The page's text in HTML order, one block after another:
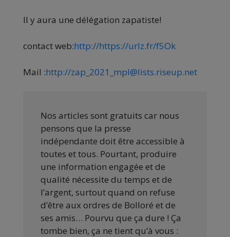
Il y aura une délégation zapatiste!
contact web:http://https://urlz.fr/f5Ok
Mail :http://zap_2021_mpl@lists.riseup.net
Nos articles sont gratuits car nous
pensons que la presse
indépendante doit être accessible à
toutes et tous. Pourtant, produire
une information engagée et de
qualité nécessite du temps et de
l’argent, surtout quand on refuse
d’être aux ordres de Bolloré et de
ses amis… Pourvu que ça dure ! Ça
tombe bien, ça ne tient qu’à vous :